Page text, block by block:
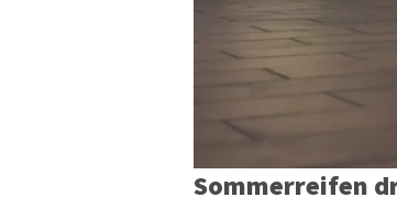
Sommerreifen